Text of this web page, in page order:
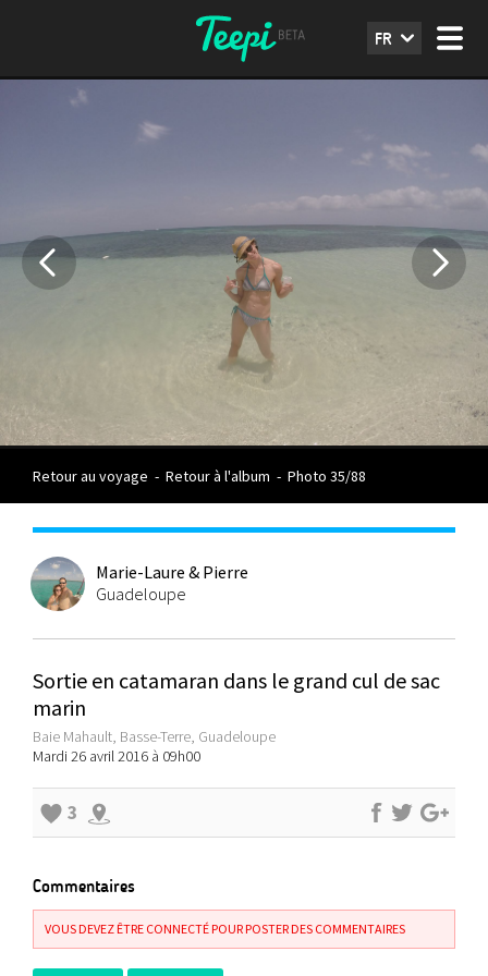
FR
Retour au voyage - Retour à l'album - Photo 35/88
Marie-Laure & Pierre
Guadeloupe
Sortie en catamaran dans le grand cul de sac
marin
Baie Mahault, Basse-Terre, Guadeloupe
Mardi 26 avril 2016 à 09h00
3
Commentaires
VOUS DEVEZ ÊTRE CONNECTÉ POUR POSTER DES COMMENTAIRES